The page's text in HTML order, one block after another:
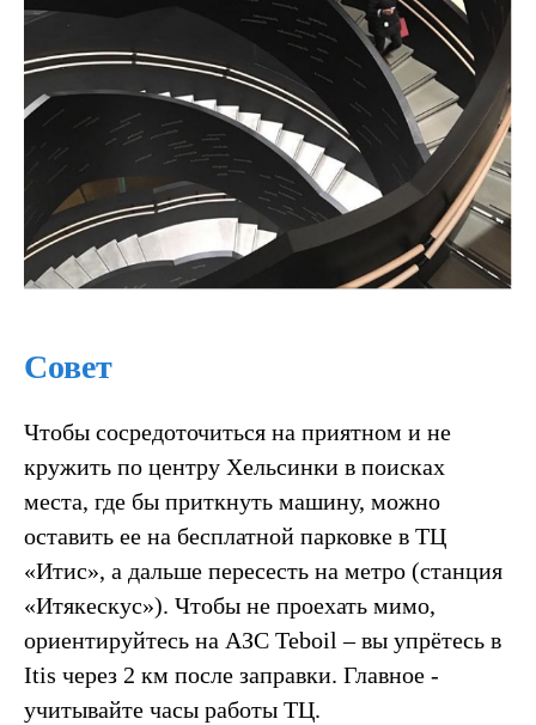
Совет
Чтобы сосредоточиться на приятном и не
кружить по центру Хельсинки в поисках
места, где бы приткнуть машину, можно
оставить ее на бесплатной парковке в ТЦ
«Итис», а дальше пересесть на метро (станция
«Итякескус»). Чтобы не проехать мимо,
ориентируйтесь на АЗС Teboil – вы упрётесь в
Itis через 2 км после заправки. Главное -
учитывайте часы работы ТЦ.